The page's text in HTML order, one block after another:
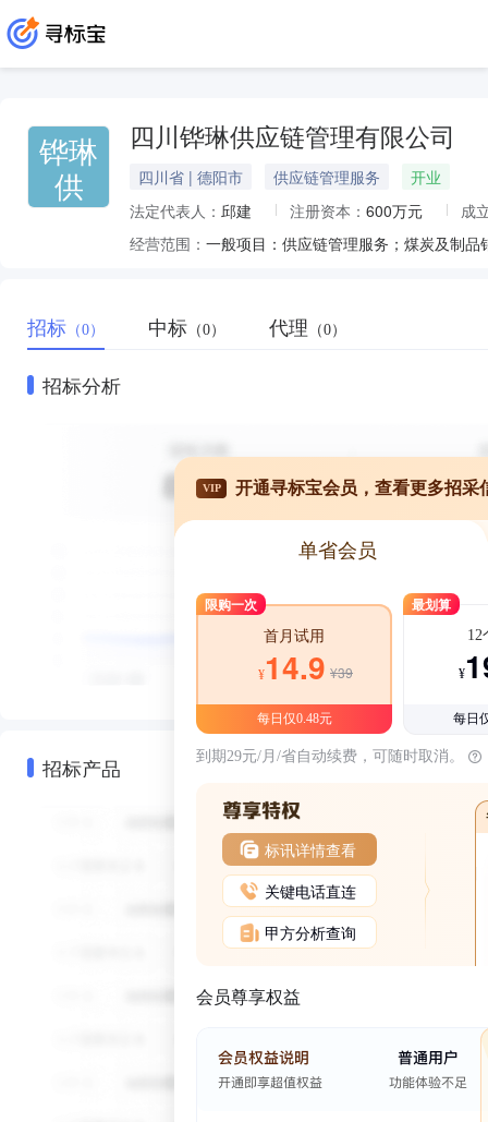
铧琳
供
四川铧琳供应链管理有限公司
四川省 | 德阳市 供应链管理服务
开业
法定代表人： 邱建 注册资本： 600万元
成
经营范围：
招标 （0） 中标 （0） 代理 （0）
招标分析
招标产品
VIP 开通寻标宝会员，查看更多招采
单省会员
限购一次
首月试用
¥14.9 ¥39
每日仅0.48元
最划算
12
¥
每日
到期29元/月/省自动续费，可随时取消。
标讯详情查看
关键电话直连
甲方分析查询
会员尊享权益